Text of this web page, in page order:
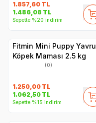
1.857,60 TL
1.486,08 TL
Sepette %20 indirim
Fitmin Mini Puppy Yavru
Köpek Maması 2.5 kg
(0)
1.250,00 TL
1.062,50 TL
Sepette %15 indirim